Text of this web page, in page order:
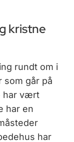
kristne
rundt om i
som går på
har vært
har en
har